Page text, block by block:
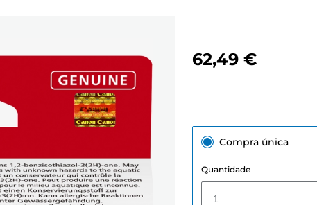
62,49 €
Compra única
Quantidade
1